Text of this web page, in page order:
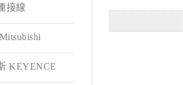
接線
KEYENCE